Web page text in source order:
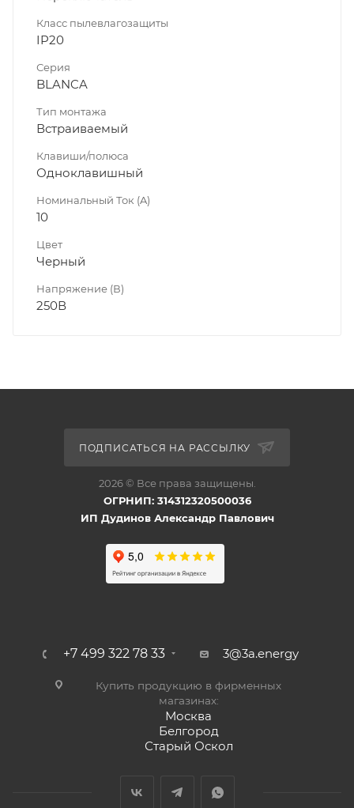
Класс пылевлагозащиты
IP20
Серия
BLANCA
Тип монтажа
Встраиваемый
Клавиши/полюса
Одноклавишный
Номинальный Ток (A)
10
Цвет
Черный
Напряжение (В)
250В
ПОДПИСАТЬСЯ НА РАССЫЛКУ
2026 © Все права защищены.
ОГРНИП: 314312320500036
ИП Дудинов Александр Павлович
+7 499 322 78 33 3@3a.energy
Купить продукцию в фирменных
магазинах:
Москва
Белгород
Старый Оскол